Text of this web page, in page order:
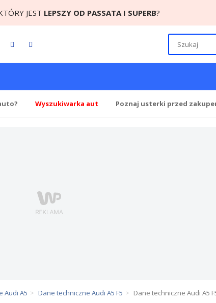
JEST LEPSZY OD PASSATA I SUPERB?
Wyszukiwarka aut Poznaj usterki przed
Audi A5 Dane techniczne Audi A5 F5 Dane techniczne Audi A5